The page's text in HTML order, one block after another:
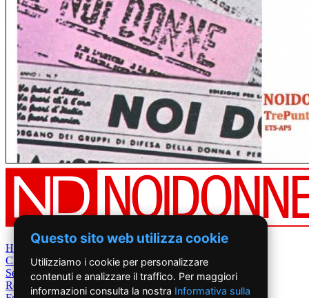
Home
Chi Siamo
Settimanale
Rete News
Questo sito web utilizza cookie
Utilizziamo i cookie per personalizzare
contenuti e analizzare il traffico. Per maggiori
informazioni consulta la nostra Informativa sulla